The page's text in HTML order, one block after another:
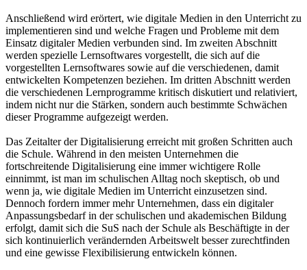
Anschließend wird erörtert, wie digitale Medien in den Unterricht zu
implementieren sind und welche Fragen und Probleme mit dem
Einsatz digitaler Medien verbunden sind. Im zweiten Abschnitt
werden spezielle Lernsoftwares vorgestellt, die sich auf die
vorgestellten Lernsoftwares sowie auf die verschiedenen, damit
entwickelten Kompetenzen beziehen. Im dritten Abschnitt werden
die verschiedenen Lernprogramme kritisch diskutiert und relativiert,
indem nicht nur die Stärken, sondern auch bestimmte Schwächen
dieser Programme aufgezeigt werden.
Das Zeitalter der Digitalisierung erreicht mit großen Schritten auch
die Schule. Während in den meisten Unternehmen die
fortschreitende Digitalisierung eine immer wichtigere Rolle
einnimmt, ist man im schulischen Alltag noch skeptisch, ob und
wenn ja, wie digitale Medien im Unterricht einzusetzen sind.
Dennoch fordern immer mehr Unternehmen, dass ein digitaler
Anpassungsbedarf in der schulischen und akademischen Bildung
erfolgt, damit sich die SuS nach der Schule als Beschäftigte in der
sich kontinuierlich verändernden Arbeitswelt besser zurechtfinden
und eine gewisse Flexibilisierung entwickeln können.